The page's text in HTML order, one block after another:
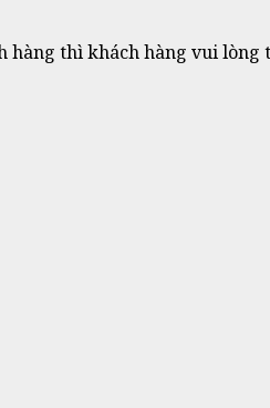
thì khách hàng vui lòng